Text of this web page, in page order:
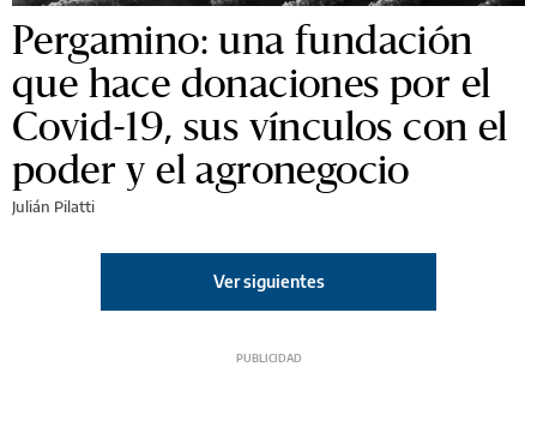
Pergamino: una fundación
que hace donaciones por el
Covid-19, sus vínculos con el
poder y el agronegocio
Julián Pilatti
Ver siguientes